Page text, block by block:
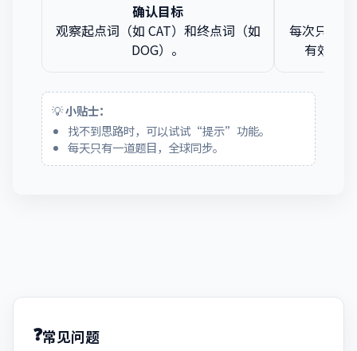
确认目标
观察起点词（如 CAT）和终点词（如
DOG）。
每次只改
有效单
💡小贴士：
找不到思路时，可以试试“提示”功能。
每天只有一道题目，全球同步。
❓常见问题